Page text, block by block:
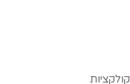
קולקציות